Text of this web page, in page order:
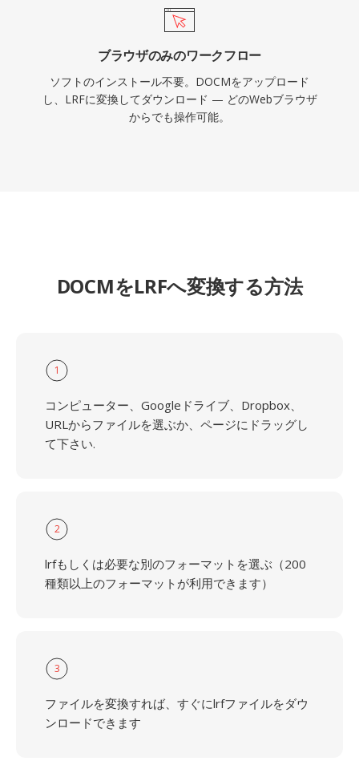
ブラウザのみのワークフロー
ソフトのインストール不要。DOCMをアップロード
し、LRFに変換してダウンロード — どのWebブラウザ
からでも操作可能。
DOCMをLRFへ変換する方法
1
コンピューター、Googleドライブ、Dropbox、
URLからファイルを選ぶか、ページにドラッグし
て下さい.
2
lrfもしくは必要な別のフォーマットを選ぶ（200
種類以上のフォーマットが利用できます）
3
ファイルを変換すれば、すぐにlrfファイルをダウ
ンロードできます